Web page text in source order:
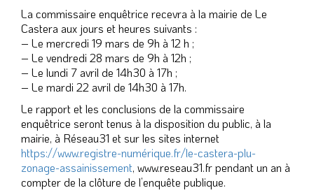
La commissaire enquêtrice recevra à la mairie de Le
Castera aux jours et heures suivants :
– Le mercredi 19 mars de 9h à 12 h ;
– Le vendredi 28 mars de 9h à 12h ;
– Le lundi 7 avril de 14h30 à 17h ;
– Le mardi 22 avril de 14h30 à 17h.
Le rapport et les conclusions de la commissaire
enquêtrice seront tenus à la disposition du public, à la
mairie, à Réseau31 et sur les sites internet
https://www.registre-numérique.fr/le-castera-plu-
zonage-assainissement, www.reseau31.fr pendant un an à
compter de la clôture de l’enquête publique.